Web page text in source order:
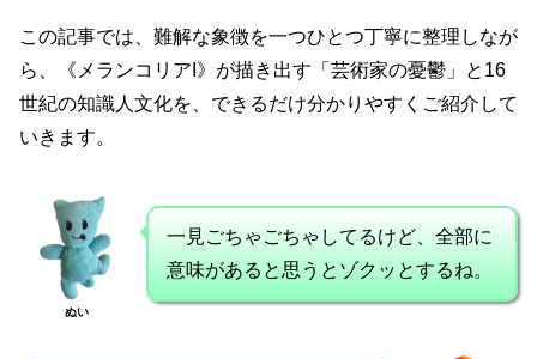
この記事では、難解な象徴を一つひとつ丁寧に整理しなが
ら、《メランコリアI》が描き出す「芸術家の憂鬱」と16
世紀の知識人文化を、できるだけ分かりやすくご紹介して
いきます。
ぬい
一見ごちゃごちゃしてるけど、全部に
意味があると思うとゾクッとするね。